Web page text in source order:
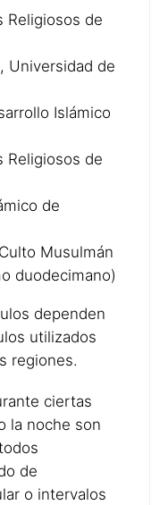
Religiosos de
Universidad de
Islámico
Religiosos de
de
Musulmán
duodecimano)
dependen
utilizados
regiones.
ciertas
la noche son
de
o intervalos